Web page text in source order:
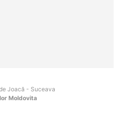
Joacă - Suceava
Moldovita